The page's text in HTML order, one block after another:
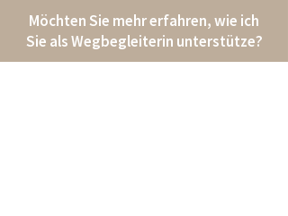
Möchten Sie mehr erfahren, wie ich
Sie als Wegbegleiterin unterstütze?